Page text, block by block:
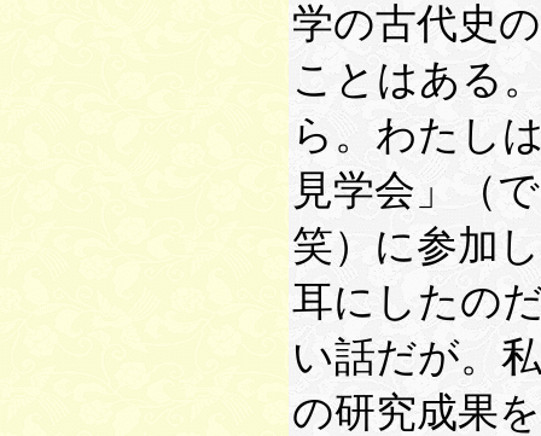
学の古代史
ことはある
ら。わたし
見学会」（
笑）に参加
耳にしたの
い話だが。
の研究成果